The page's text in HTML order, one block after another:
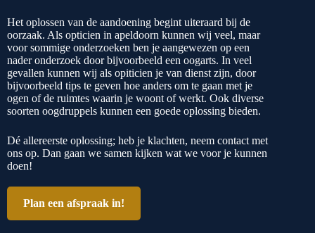
Het oplossen van de aandoening begint uiteraard bij de
oorzaak. Als opticien in apeldoorn kunnen wij veel, maar
voor sommige onderzoeken ben je aangewezen op een
nader onderzoek door bijvoorbeeld een oogarts. In veel
gevallen kunnen wij als opiticien je van dienst zijn, door
bijvoorbeeld tips te geven hoe anders om te gaan met je
ogen of de ruimtes waarin je woont of werkt. Ook diverse
soorten oogdruppels kunnen een goede oplossing bieden.
Dé allereerste oplossing; heb je klachten, neem contact met
ons op. Dan gaan we samen kijken wat we voor je kunnen
doen!
Plan een afspraak in!